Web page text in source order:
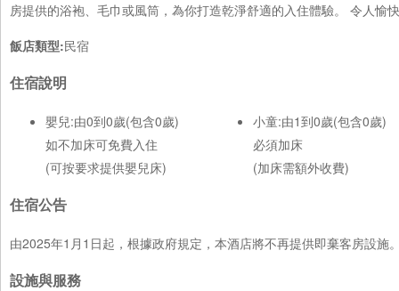
房提供的浴袍、毛巾或風筒，為你打造乾淨舒適的入住體驗。 令人
飯店類型:民宿
住宿說明
嬰兒:由0到0歲(包含0歲)
如不加床可免費入住
(可按要求提供嬰兒床)
小童:由1到0歲(包含0歲)
必須加床
(加床需額外收費)
住宿公告
由2025年1月1日起，根據政府規定，本酒店將不再提供即棄客房設
設施與服務